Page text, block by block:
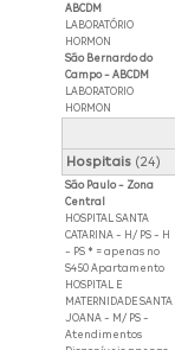
ABCDM
LABORATÓRIO
HORMON
São Bernardo do
Campo - ABCDM
LABORATORIO
HORMON
Hospitais(24)
São Paulo - Zona
Central
HOSPITAL SANTA
CATARINA - H/ PS - H
- PS * = apenas no
S450 Apartamento
HOSPITAL E
MATERNIDADE SANTA
JOANA - M/ PS -
Atendimentos